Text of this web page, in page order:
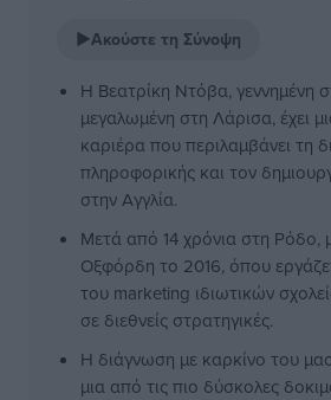
▶Ακούστε τη Σύνοψη
Η Βεατρίκη Ντόβα, γεννημένη
μεγαλωμένη στη Λάρισα, έχει
καριέρα που περιλαμβάνει τη
πληροφορικής και τον
στην Αγγλία.
Μετά από 14 χρόνια στη Ρόδο,
Οξφόρδη το 2016, όπου
του marketing ιδιωτικών
σε διεθνείς στρατηγικές.
Η διάγνωση με καρκίνο του
μια από τις πιο δύσκολες